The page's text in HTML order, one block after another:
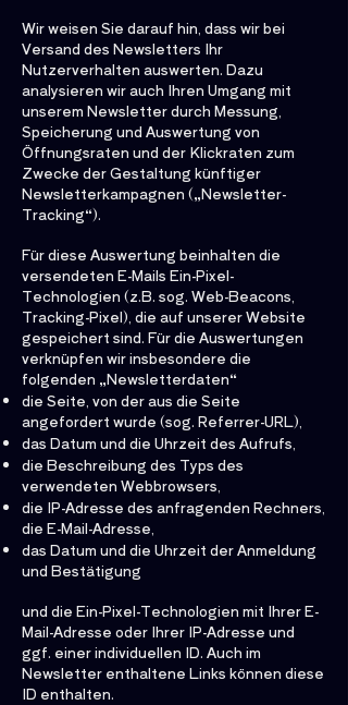
Wir weisen Sie darauf hin, dass wir bei
Versand des Newsletters Ihr
Nutzerverhalten auswerten. Dazu
analysieren wir auch Ihren Umgang mit
unserem Newsletter durch Messung,
Speicherung und Auswertung von
Öffnungsraten und der Klickraten zum
Zwecke der Gestaltung künftiger
Newsletterkampagnen („Newsletter-
Tracking“).
Für diese Auswertung beinhalten die
versendeten E-Mails Ein-Pixel-
Technologien (z.B. sog. Web-Beacons,
Tracking-Pixel), die auf unserer Website
gespeichert sind. Für die Auswertungen
verknüpfen wir insbesondere die
folgenden „Newsletterdaten“
die Seite, von der aus die Seite
angefordert wurde (sog. Referrer-URL),
das Datum und die Uhrzeit des Aufrufs,
die Beschreibung des Typs des
verwendeten Webbrowsers,
die IP-Adresse des anfragenden Rechners,
die E-Mail-Adresse,
das Datum und die Uhrzeit der Anmeldung
und Bestätigung
und die Ein-Pixel-Technologien mit Ihrer E-
Mail-Adresse oder Ihrer IP-Adresse und
ggf. einer individuellen ID. Auch im
Newsletter enthaltene Links können diese
ID enthalten.